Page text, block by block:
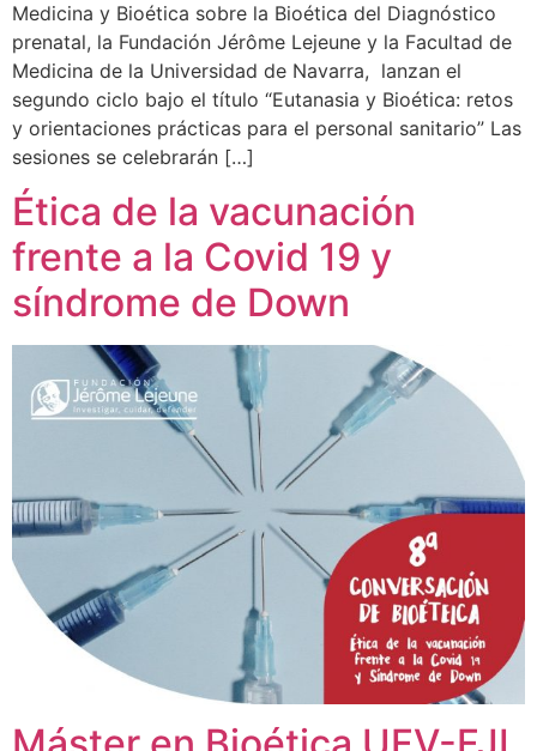
Medicina y Bioética sobre la Bioética del Diagnóstico
prenatal, la Fundación Jérôme Lejeune y la Facultad de
Medicina de la Universidad de Navarra, lanzan el
segundo ciclo bajo el título “Eutanasia y Bioética: retos
y orientaciones prácticas para el personal sanitario” Las
sesiones se celebrarán […]
Ética de la vacunación
frente a la Covid 19 y
síndrome de Down